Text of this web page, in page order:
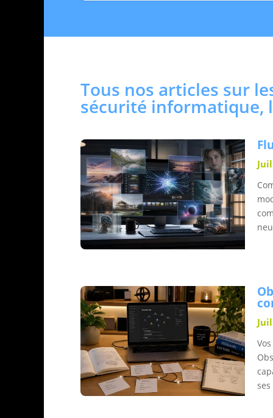
Tous nos articles sur
sécurité informatique,